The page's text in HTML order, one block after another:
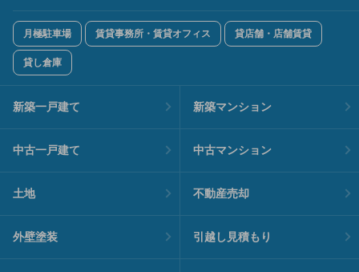
月極駐車場 賃貸事務所・賃貸オフィス 貸店舗・店舗賃貸
貸し倉庫
新築一戸建て 新築マンション
中古一戸建て 中古マンション
土地 不動産売却
外壁塗装 引越し見積もり